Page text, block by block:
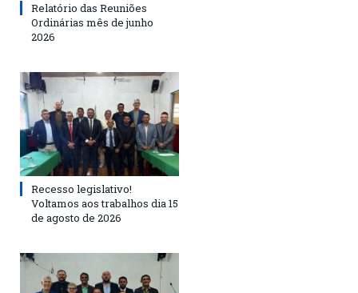
Relatório das Reuniões
Ordinárias mês de junho
2026
Recesso legislativo!
Voltamos aos trabalhos dia 15
de agosto de 2026